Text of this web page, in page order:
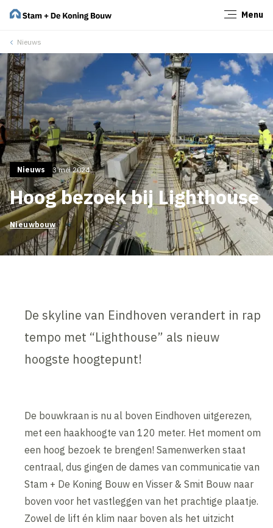
Menu
Nieuws
Nieuws 3 mei 2024
Hoog bezoek bij Lighthouse
Nieuwbouw
De skyline van Eindhoven verandert in rap
tempo met “Lighthouse” als nieuw
hoogste hoogtepunt!
De bouwkraan is nu al boven Eindhoven uitgerezen,
met een haakhoogte van 120 meter. Het moment om
een hoog bezoek te brengen! Samenwerken staat
centraal, dus gingen de dames van communicatie van
Stam + De Koning Bouw en Visser & Smit Bouw naar
boven voor het vastleggen van het prachtige plaatje.
Zowel de lift én klim naar boven als het uitzicht
Sluiten